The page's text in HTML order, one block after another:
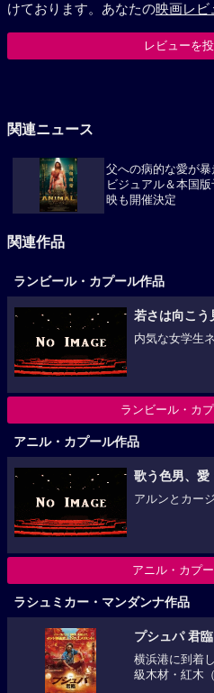
けております。あなたの映画レビ
レビューを
関連ニュース
父への病的な愛が
ビジュアル＆本国
映も開催決定
関連作品
ランビール・カプール作品
若さは向こう
内気な女学生
ランビール・カ
アニル・カプール作品
歌う色男、愛
アルンとカー
アニル・カプ
ラシュミカー・マンダンナ作品
プシュパ 君臨
横浜港に到着
級木材・紅木